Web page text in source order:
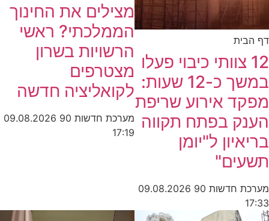
דף הבית
12 צוותי כיבוי פעלו
במשך כ-12 שעות:
מפקד אירוע שריפת
הענק בפתח תקווה
בריאיון ל"יומן
תשעים"
מערכת חדשות 90
09.08.2026
17:33
מצילים את החינוך
הממלכתי? ראשי
הרשויות בשרון
מצטרפים
לקואליציה חדשה
מערכת חדשות 90
09.08.2026
17:19